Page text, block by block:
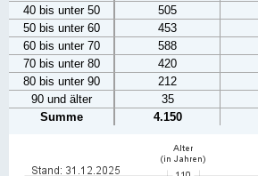
40 bis unter 50
505
50 bis unter 60
453
60 bis unter 70
588
70 bis unter 80
420
80 bis unter 90
212
90 und älter
35
Summe
4.150